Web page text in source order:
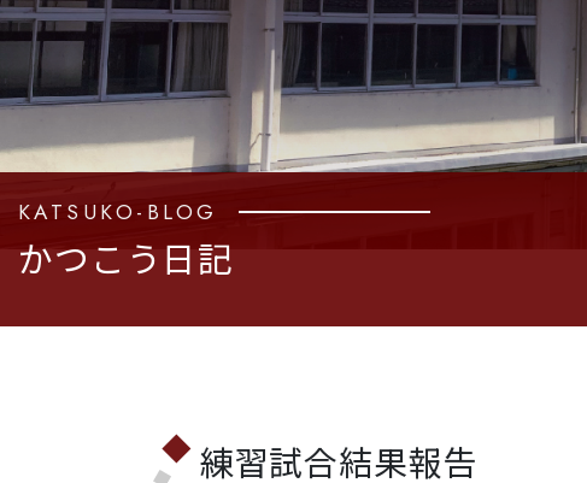
KATSUKO-BLOG
かつこう日記
練習試合結果報告